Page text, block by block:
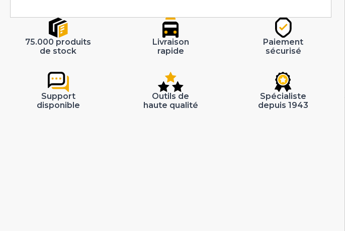
75.000 produits
de stock
Livraison
rapide
Paiement
sécurisé
Support
disponible
Outils de
haute qualité
Spécialiste
depuis 1943